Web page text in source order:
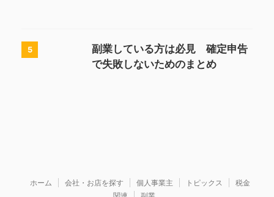
5
副業している方は必見 確定申告
で失敗しないためのまとめ
ホーム 会社・お店を探す 個人事業主 トピックス
税金